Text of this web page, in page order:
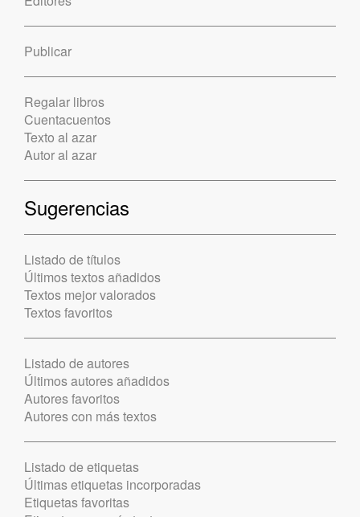
Publicar
Regalar libros
Cuentacuentos
Texto al azar
Autor al azar
Sugerencias
Listado de títulos
Últimos textos añadidos
Textos mejor valorados
Textos favoritos
Listado de autores
Últimos autores añadidos
Autores favoritos
Autores con más textos
Listado de etiquetas
Últimas etiquetas incorporadas
Etiquetas favoritas